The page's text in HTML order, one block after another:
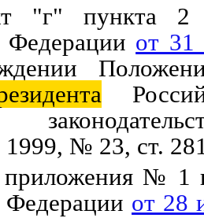
"г" пункта
Федерации от
№ 23, ст.
приложения №
Федерации от 28